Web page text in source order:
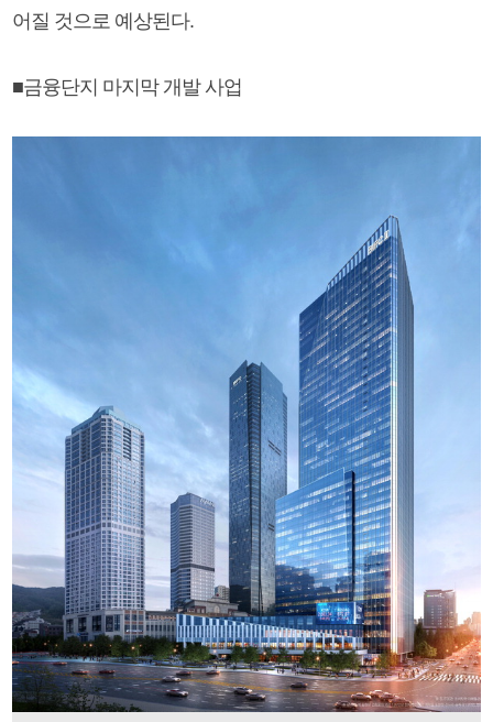
어질 것으로 예상된다.
■금융단지 마지막 개발 사업